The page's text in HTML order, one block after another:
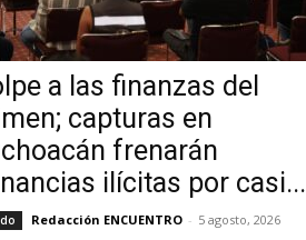
a las finanzas del
capturas en
frenarán
ilícitas por casi...
Redacción ENCUENTRO - 5 agosto, 2026